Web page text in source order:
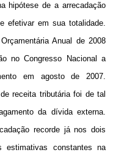
hipótese de a arrecadação
efetivar em sua totalidade.
Anual de 2008
no Congresso Nacional a
em agosto de 2007.
receita tributária foi de tal
da dívida externa.
recorde já nos dois
estimativas constantes na